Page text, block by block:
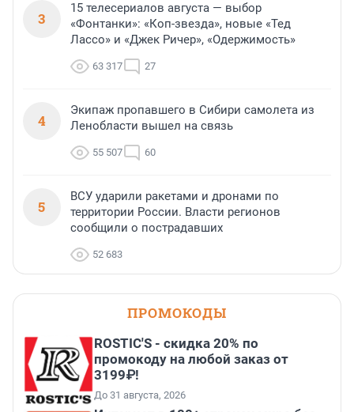
3
15 телесериалов августа — выбор
«Фонтанки»: «Коп-звезда», новые «Тед
Лассо» и «Джек Ричер», «Одержимость»
63 317 27
4
Экипаж пропавшего в Сибири самолета из
Ленобласти вышел на связь
55 507 60
5
ВСУ ударили ракетами и дронами по
территории России. Власти регионов
сообщили о пострадавших
52 683
ПРОМОКОДЫ
ROSTIC'S - скидка 20% по
промокоду на любой заказ от
3199₽!
До 31 августа, 2026